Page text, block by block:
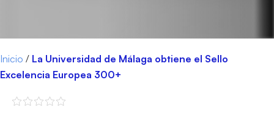
Inicio / La Universidad de Málaga obtiene el Sello
Excelencia Europea 300+